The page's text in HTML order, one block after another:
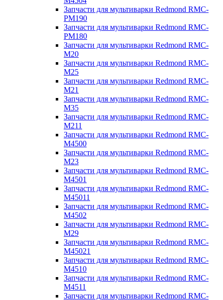
Запчасти для мультиварки Redmond RMC-
PM190
Запчасти для мультиварки Redmond RMC-
PM180
Запчасти для мультиварки Redmond RMC-
M20
Запчасти для мультиварки Redmond RMC-
M25
Запчасти для мультиварки Redmond RMC-
M21
Запчасти для мультиварки Redmond RMC-
M35
Запчасти для мультиварки Redmond RMC-
M211
Запчасти для мультиварки Redmond RMC-
M4500
Запчасти для мультиварки Redmond RMC-
M23
Запчасти для мультиварки Redmond RMC-
M4501
Запчасти для мультиварки Redmond RMC-
M45011
Запчасти для мультиварки Redmond RMC-
M4502
Запчасти для мультиварки Redmond RMC-
M29
Запчасти для мультиварки Redmond RMC-
M45021
Запчасти для мультиварки Redmond RMC-
M4510
Запчасти для мультиварки Redmond RMC-
M4511
Запчасти для мультиварки Redmond RMC-